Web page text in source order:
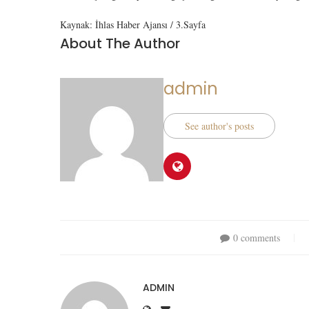
Kaynak: İhlas Haber Ajansı / 3.Sayfa
About The Author
admin
See author's posts
0 comments
ADMIN